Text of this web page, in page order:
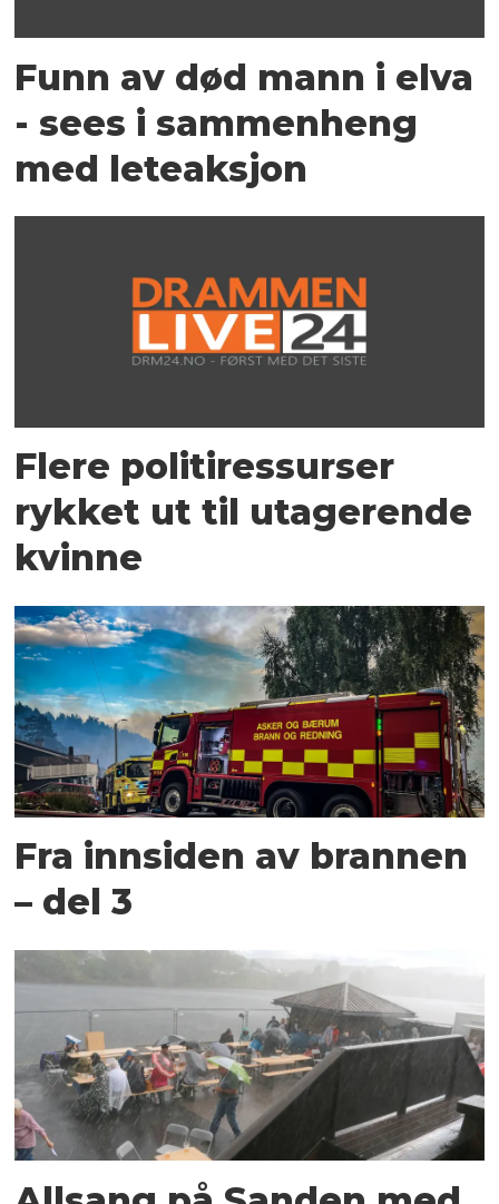
Funn av død mann i elva
- sees i sammenheng
med leteaksjon
Flere politiressurser
rykket ut til utagerende
kvinne
Fra innsiden av brannen
– del 3